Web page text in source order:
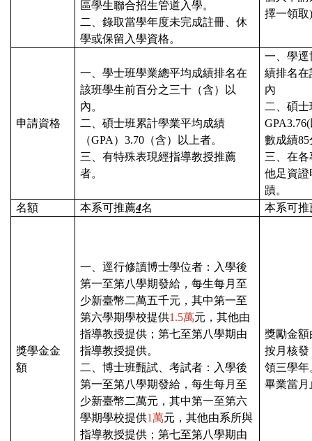
區學生聯合招生管道入學。
二、錄取當學年度未完成註冊、休
學或保留入學資格。
擇一領取)
申請資格
一、學士班學業總平均成績排名在
該班學生前百分之三十（含）以
內。
二、碩士班累計學業平均成績
（GPA ） 3.70 （含）以上者。
三、有特殊表現經指導教授推薦
者。
一、學逕
績排名在
內
二、碩
GPA3.76(
數成績85
三、在
他足資證
蹟。
名額
本系可推薦4名 本系可推
獎學金金
額
一、逕行修讀博士學位者：入學後
第一至第八學期發給，每生每月至
少新臺幣二萬五千元，其中第一至
第六學期學校提供1.5萬元，其他由
指導教授提供；第七至第八學期由
指導教授提供。
二、博士班甄試、考試者：入學後
第一至第八學期發給，每生每月至
少新臺幣二萬元，其中第一至第六
學期學校提供1萬元，其他由系所與
指導教授提供；第七至第八學期由
獎勵金額
按月核發
領三學年
畢業當月